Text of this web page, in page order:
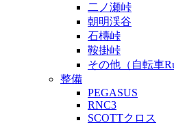
二ノ瀬峠
朝明渓谷
石槫峠
鞍掛峠
その他（自転車
整備
PEGASUS
RNC3
SCOTTクロス